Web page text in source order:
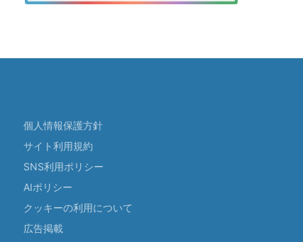
個人情報保護方針
サイト利用規約
SNS利用ポリシー
AIポリシー
クッキーの利用について
広告掲載